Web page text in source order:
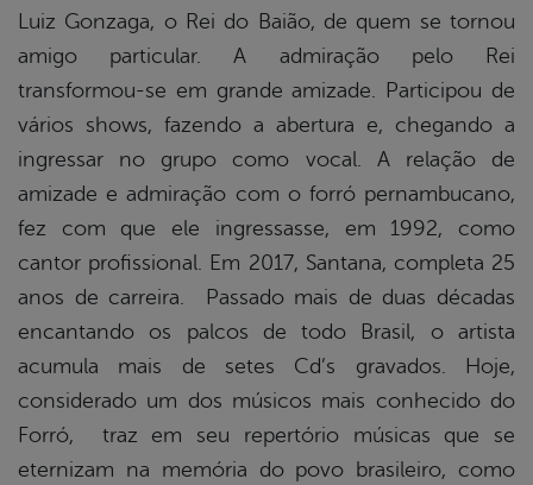
Luiz Gonzaga, o Rei do Baião, de quem se tornou
amigo particular. A admiração pelo Rei
transformou-se em grande amizade. Participou de
vários shows, fazendo a abertura e, chegando a
ingressar no grupo como vocal. A relação de
amizade e admiração com o forró pernambucano,
fez com que ele ingressasse, em 1992, como
cantor profissional. Em 2017, Santana, completa 25
anos de carreira. Passado mais de duas décadas
encantando os palcos de todo Brasil, o artista
acumula mais de setes Cd’s gravados. Hoje,
considerado um dos músicos mais conhecido do
Forró, traz em seu repertório músicas que se
eternizam na memória do povo brasileiro, como